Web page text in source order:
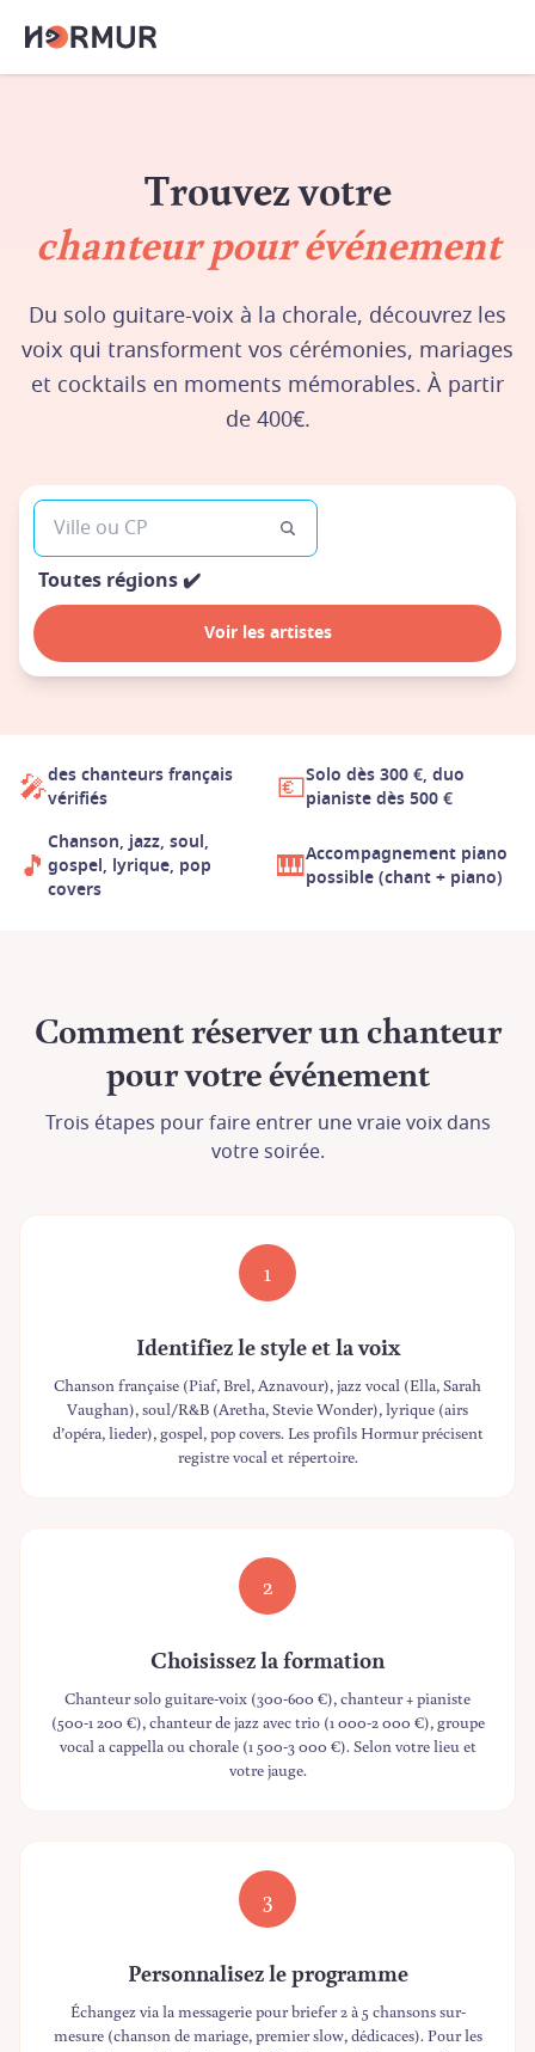
Trouvez votre
chanteur pour événement
Du solo guitare-voix à la chorale, découvrez les
voix qui transforment vos cérémonies, mariages
et cocktails en moments mémorables. À partir
de 400€.
Toutes régions✔️
Voir les artistes
🎤des chanteurs français
vérifiés
💶Solo dès 300 €, duo
pianiste dès 500 €
🎵
Chanson, jazz, soul,
gospel, lyrique, pop
covers
🎹Accompagnement piano
possible (chant + piano)
Comment réserver un chanteur
pour votre événement
Trois étapes pour faire entrer une vraie voix dans
votre soirée.
1
Identifiez le style et la voix
Chanson française (Piaf, Brel, Aznavour), jazz vocal (Ella, Sarah
Vaughan), soul/R&B (Aretha, Stevie Wonder), lyrique (airs
d’opéra, lieder), gospel, pop covers. Les profils Hormur précisent
registre vocal et répertoire.
2
Choisissez la formation
Chanteur solo guitare-voix (300-600 €), chanteur + pianiste
(500-1 200 €), chanteur de jazz avec trio (1 000-2 000 €), groupe
vocal a cappella ou chorale (1 500-3 000 €). Selon votre lieu et
votre jauge.
3
Personnalisez le programme
Échangez via la messagerie pour briefer 2 à 5 chansons sur-
mesure (chanson de mariage, premier slow, dédicaces). Pour les